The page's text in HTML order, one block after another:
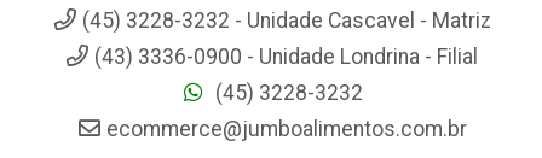
(45) 3228-3232 - Unidade Cascavel - Matriz
(43) 3336-0900 - Unidade Londrina - Filial
(45) 3228-3232
ecommerce@jumboalimentos.com.br